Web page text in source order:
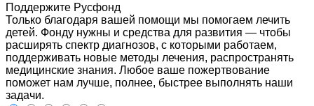
Поддержите Русфонд
Только благодаря вашей помощи мы помогаем лечить
детей. Фонду нужны и средства для развития — чтобы
расширять спектр диагнозов, с которыми работаем,
поддерживать новые методы лечения, распространять
медицинские знания. Любое ваше пожертвование
поможет нам лучше, полнее, быстрее выполнять наши
задачи.